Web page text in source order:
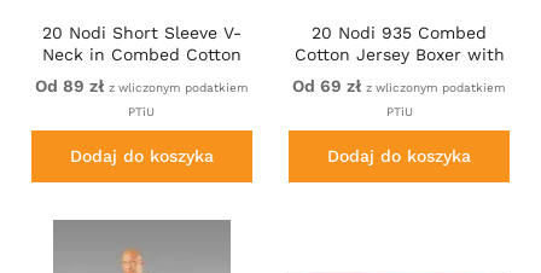
20 Nodi Short Sleeve V-
Neck in Combed Cotton
Jersey Black
Od 89 zł z wliczonym podatkiem
PTiU
Dodaj do koszyka
20 Nodi 935 Combed
Cotton Jersey Boxer with
Front Button Fly Navy
Od 69 zł z wliczonym podatkiem
PTiU
Dodaj do koszyka